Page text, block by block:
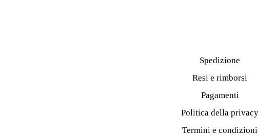
Spedizione
Resi e rimborsi
Pagamenti
Politica della privacy
Termini e condizioni